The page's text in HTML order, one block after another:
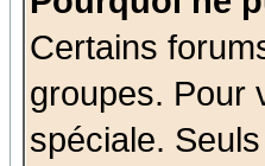
Certains
groupes. Pour
spéciale.